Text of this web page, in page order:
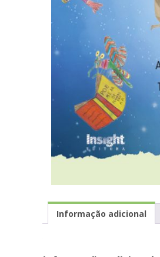
Informação adicional